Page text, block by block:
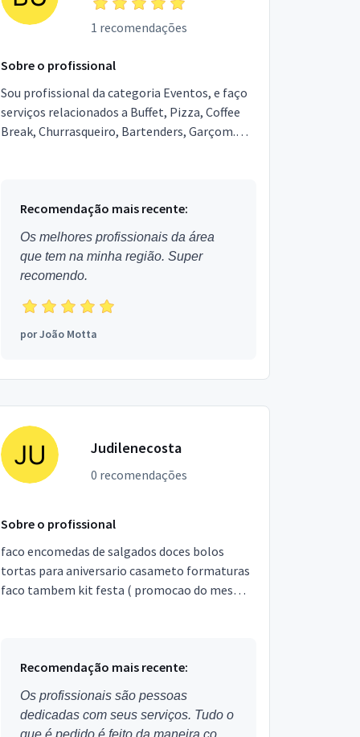
1 recomendações
Sobre o profissional
Sou profissional da categoria Eventos, e faço
serviços relacionados a Buffet, Pizza, Coffee
Break, Churrasqueiro, Bartenders, Garçom.
Recomendação mais recente:
Os melhores profissionais da área
que tem na minha região. Super
recomendo.
porJoão Motta
Judilenecosta
0 recomendações
Sobre o profissional
faco encomedas de salgados doces bolos
tortas para aniversario casameto formaturas
faco tambem kit festa ( promocao do mes
Recomendação mais recente:
Os profissionais são pessoas
dedicadas com seus serviços. Tudo o
que é pedido é feito da maneira como